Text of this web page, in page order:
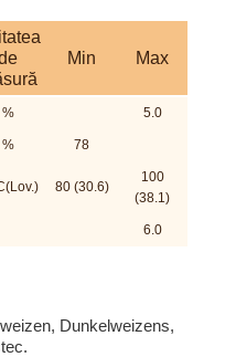
Min Max
% 5.0
% 78
80 (30.6)
100
(38.1)
6.0
Dunkelweizens,